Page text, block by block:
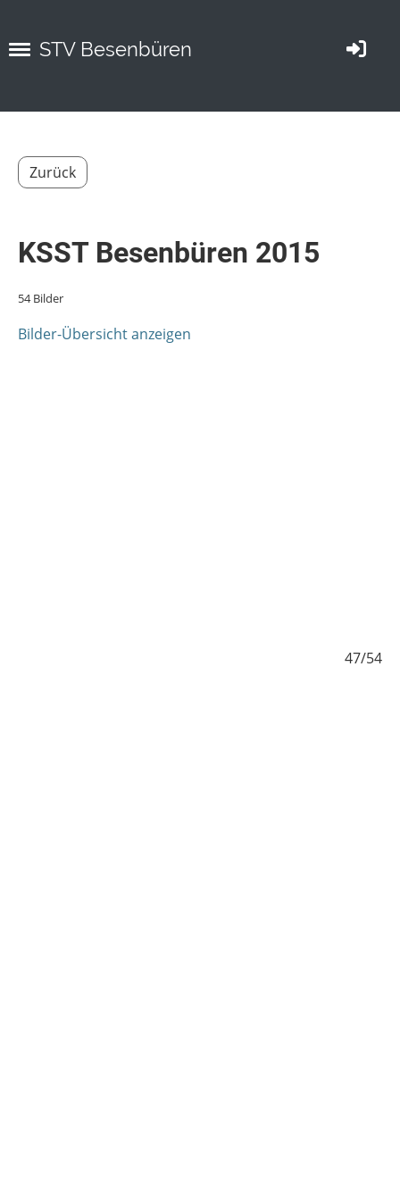
STV Besenbüren
Zurück
KSST Besenbüren 2015
54 Bilder
Bilder-Übersicht anzeigen
47/54